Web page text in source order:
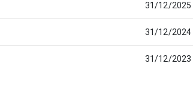
31/12/2025
31/12/2024
31/12/2023